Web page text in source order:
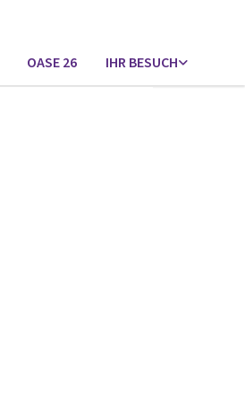
OASE 26 IHR BESUCH